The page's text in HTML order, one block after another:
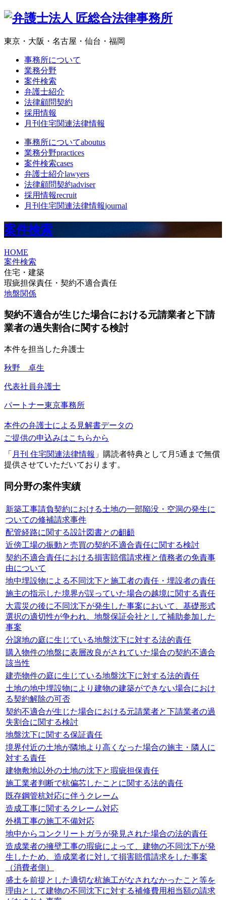
東京・大阪・名古屋・仙台・福岡
事務所について
業務分野
案件検索
弁護士紹介
法律顧問契約
採用情報
月刊住宅関連法律情報
事務所についてaboutus
業務分野practices
案件検索cases
弁護士紹介lawyers
法律顧問契約adviser
採用情報recruit
月刊住宅関連法律情報journal
案件検索
HOME
案件検索
住宅・建築
瑕疵担保責任・契約不適合責任
地盤関係
契約不適合が生じた場合における元請業者と下請
業者の過失割合に関する検討
本件を担当した弁護士
秋野 卓生
代表社員弁護士
パートナー東京事務所
本件の弁護士による見解書データの
ご提供の申込みはこちらから
「 月刊 住宅関連法律情報 」購読者特典として月5通まで無償
提供させていただいております。
同分野の案件実績
新築工事請負契約における土地の一部陥没・空洞の発生に
ついての修補請求事件
配管経路に関する設計図書との齟齬
近傍工場の振動と売買の契約不適合責任に関する検討
契約不適合責任における損害賠償請求権と債務者の免責事
由について
地中埋設物による不同沈下と施工者の責任・埋設者の責任
施主の指示した境界が誤っていた場合の越境に関する責任
大震災の後に不同沈下が発生した事案において、基礎形式
選択の適切性が争われ、地盤保証会社として補助参加した
事案
分譲地の庭に生じている地盤沈下に対する法的責任
購入物件の地盤に表層改良がされていた場合の契約不適合
該当性
建売物件の庭に生じている地盤沈下に対する法的責任
土地の地中埋設物により建物の建築ができない場合におけ
る契約解除の可否
契約不適合が生じた場合における元請業者と下請業者の過
失割合に関する検討
地盤沈下に関する保証責任
境界付近の土地が隣地より高くなった場合の施主・隣人に
対する責任
建物敷地以外の土地の沈下と瑕疵担保責任
施工業者判断で杭偏芯したことに関する法的責任
既存鋼管杭対応に伴うクレーム
造成工事に関するクレーム対応
外構工事の施工不備対応
地中からコンクリートガラが発見された場合の法的責任
造成業者の擁壁工事の瑕疵によって、建物の不同沈下が発
生したため、造成業者に対して損害賠償請求をした事案
（消費者側）
盛土を前提とした適切な杭施工がなされなかったこと等を
理由として建物の不同沈下に対する補修費用相当額の請求